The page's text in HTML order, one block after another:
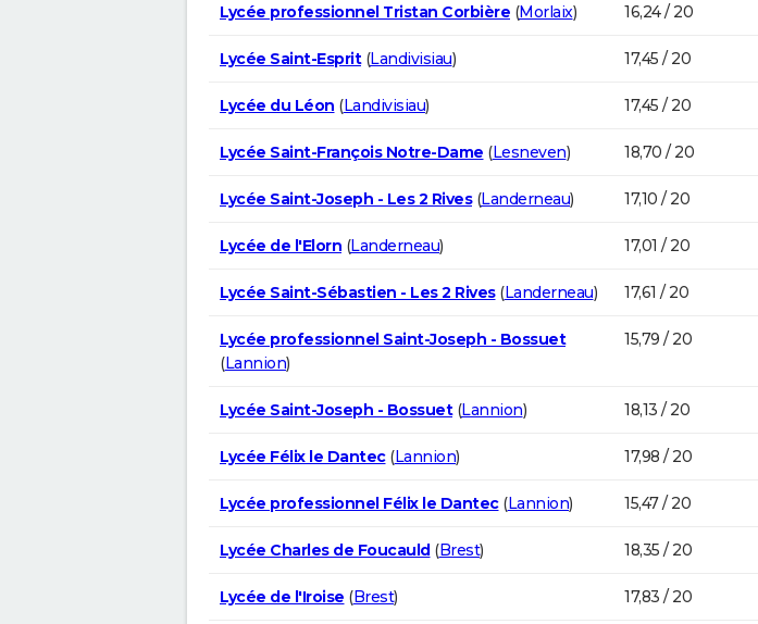
Lycée professionnel Tristan Corbière (Morlaix) 16,24 / 20
Lycée Saint-Esprit(Landivisiau) 17,45 / 20
Lycée du Léon (Landivisiau) 17,45 / 20
Lycée Saint-François Notre-Dame (Lesneven) 18,70 / 20
Lycée Saint-Joseph - Les 2 Rives(Landerneau) 17,10 / 20
Lycée de l'Elorn (Landerneau) 17,01 / 20
Lycée Saint-Sébastien - Les 2 Rives(Landerneau) 17,61 / 20
Lycée professionnel Saint-Joseph - Bossuet
(Lannion)
15,79 / 20
Lycée Saint-Joseph - Bossuet(Lannion) 18,13 / 20
Lycée Félix le Dantec(Lannion) 17,98 / 20
Lycée professionnel Félix le Dantec(Lannion) 15,47 / 20
Lycée Charles de Foucauld(Brest) 18,35 / 20
Lycée de l'Iroise (Brest) 17,83 / 20